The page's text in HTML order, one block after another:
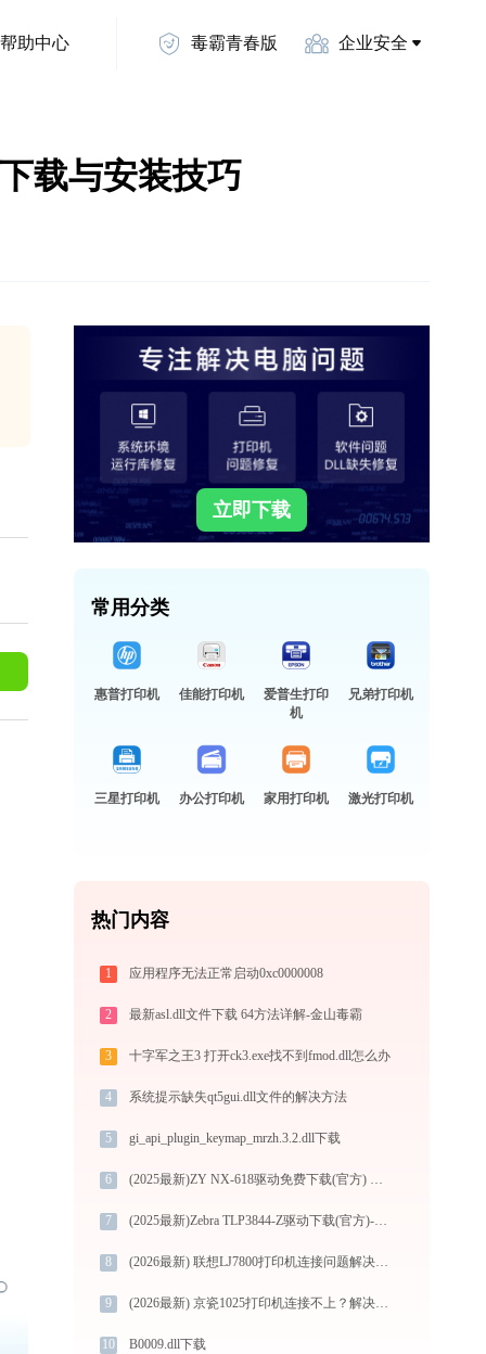
帮助中心 毒霸青春版 企业安全
载与安装技巧
立即下载
常用分类
惠普打印机 佳能打印机
爱普生打印
机
兄弟打印机
三星打印机 办公打印机 家用打印机 激光打印机
热门内容
1 应用程序无法正常启动0xc0000008
2 最新asl.dll文件下载 64方法详解-金山毒霸
3 十字军之王3 打开ck3.exe找不到fmod.dll怎么办
4 系统提示缺失qt5gui.dll文件的解决方法
5 gi_api_plugin_keymap_mrzh.3.2.dll下载
6 (2025最新)ZY NX-618驱动免费下载(官方) Win10/Win11兼容
7 (2025最新)Zebra TLP3844-Z驱动下载(官方)-支持Win10/Win11
8 (2026最新) 联想LJ7800打印机连接问题解决方法 -金山毒霸
9 (2026最新) 京瓷1025打印机连接不上？解决方法在这里 -金山毒霸
10 B0009.dll下载